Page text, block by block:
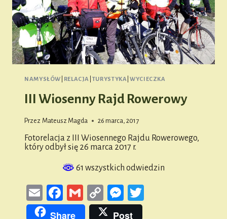
NAMYSŁÓW RELACJA TURYSTYKA |WYCIECZKA
III Wiosenny Rajd Rowerowy
Przez Mateusz Magda 26 marca, 2017
Fotorelacja z III Wiosennego Rajdu Rowerowego,
który odbył się 26 marca 2017 r.
61 wszystkich odwiedzin
EmailFacebook
GmailCopy
Link
Messenger
Share Post